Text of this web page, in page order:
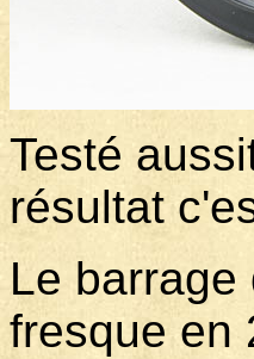
Testé
résultat
Le
fresque en